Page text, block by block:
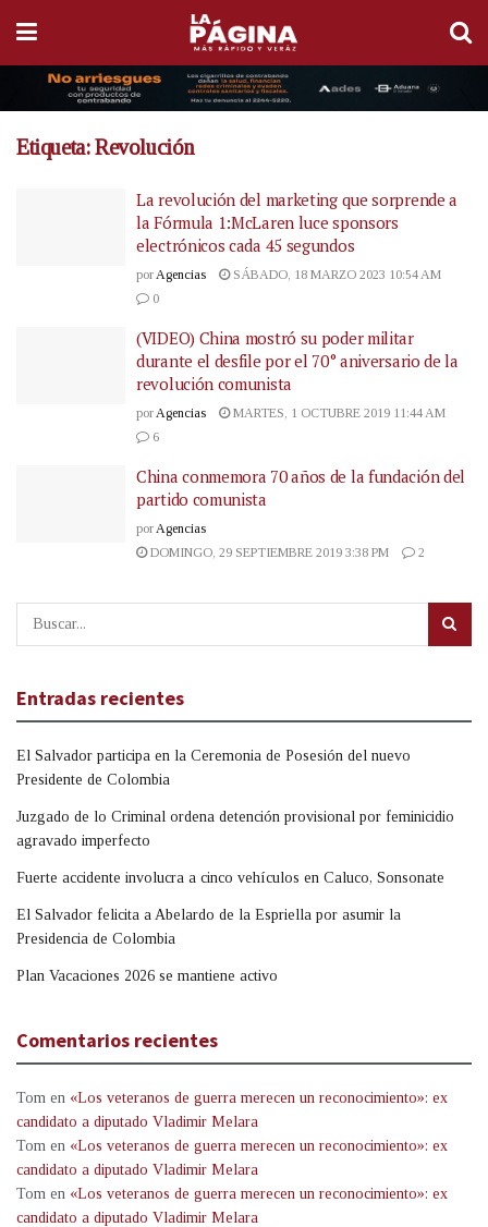
Etiqueta:Revolución
La revolución del marketing que sorprende a
la Fórmula 1:McLaren luce sponsors
electrónicos cada 45 segundos
por Agencias
SÁBADO, 18 MARZO 2023 10:54 AM
0
(VIDEO) China mostró su poder militar
durante el desfile por el 70° aniversario de la
revolución comunista
por Agencias
MARTES, 1 OCTUBRE 2019 11:44 AM
6
China conmemora 70 años de la fundación del
partido comunista
por Agencias
DOMINGO, 29 SEPTIEMBRE 2019 3:38 PM
2
Entradas recientes
El Salvador participa en la Ceremonia de Posesión del nuevo
Presidente de Colombia
Juzgado de lo Criminal ordena detención provisional por feminicidio
agravado imperfecto
Fuerte accidente involucra a cinco vehículos en Caluco, Sonsonate
El Salvador felicita a Abelardo de la Espriella por asumir la
Presidencia de Colombia
Plan Vacaciones 2026 se mantiene activo
Comentarios recientes
Tom en «Los veteranos de guerra merecen un reconocimiento»: ex
candidato a diputado Vladimir Melara
Tom en «Los veteranos de guerra merecen un reconocimiento»: ex
candidato a diputado Vladimir Melara
Tom en «Los veteranos de guerra merecen un reconocimiento»: ex
candidato a diputado Vladimir Melara